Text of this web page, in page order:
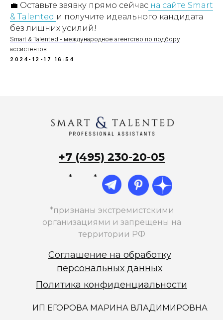
💼 Оставьте заявку прямо сейчас на сайте Smart
& Talented и получите идеального кандидата
без лишних усилий!
Smart & Talented - международное агентство по подбору
ассистентов
2024-12-17 16:54
ИП ЕГОРОВА МАРИНА ВЛАДИМИРОВНА
+7 (495) 230-20-05
Соглашение на обработку
персональных данных
Политика конфиденциальности
*признаны экстремистскими
организациями и запрещены на
территории РФ
* *